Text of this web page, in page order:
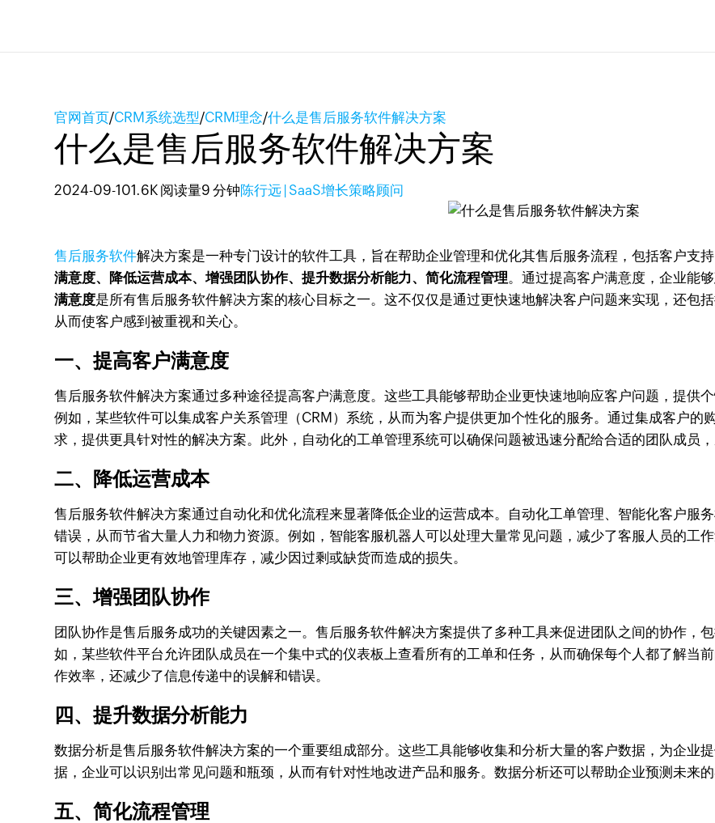
官网首页/CRM系统选型/CRM理念/什么是售后服务软件解决方案
什么是售后服务软件解决方案
2024-09-101.6K 阅读量9 分钟陈行远 | SaaS增长策略顾问
售后服务软件解决方案是一种专门设计的软件工具，旨在帮助企业管理和优化其售后服务流程，包括客户支
满意度、降低运营成本、增强团队协作、提升数据分析能力、简化流程管理。通过提高客户满意度，企业能
满意度是所有售后服务软件解决方案的核心目标之一。这不仅仅是通过更快速地解决客户问题来实现，还包
从而使客户感到被重视和关心。
一、提高客户满意度
售后服务软件解决方案通过多种途径提高客户满意度。这些工具能够帮助企业更快速地响应客户问题，提供
例如，某些软件可以集成客户关系管理（CRM）系统，从而为客户提供更加个性化的服务。通过集成客户的
求，提供更具针对性的解决方案。此外，自动化的工单管理系统可以确保问题被迅速分配给合适的团队成员，
二、降低运营成本
售后服务软件解决方案通过自动化和优化流程来显著降低企业的运营成本。自动化工单管理、智能化客户服
错误，从而节省大量人力和物力资源。例如，智能客服机器人可以处理大量常见问题，减少了客服人员的工
可以帮助企业更有效地管理库存，减少因过剩或缺货而造成的损失。
三、增强团队协作
团队协作是售后服务成功的关键因素之一。售后服务软件解决方案提供了多种工具来促进团队之间的协作，
如，某些软件平台允许团队成员在一个集中式的仪表板上查看所有的工单和任务，从而确保每个人都了解当
作效率，还减少了信息传递中的误解和错误。
四、提升数据分析能力
数据分析是售后服务软件解决方案的一个重要组成部分。这些工具能够收集和分析大量的客户数据，为企业
据，企业可以识别出常见问题和瓶颈，从而有针对性地改进产品和服务。数据分析还可以帮助企业预测未来
五、简化流程管理